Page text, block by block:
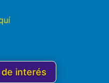
interés